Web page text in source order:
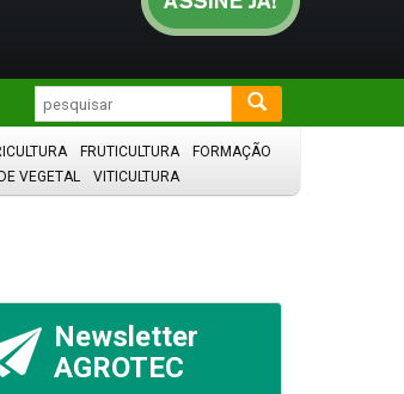
FRUTICULTURA
FORMAÇÃO
VEGETAL VITICULTURA
Newsletter
AGROTEC